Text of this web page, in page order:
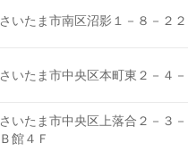
さいたま市南区沼影１－８－２２
さいたま市中央区本町東２－４
さいたま市中央区上落合２－３
Ｂ館４Ｆ